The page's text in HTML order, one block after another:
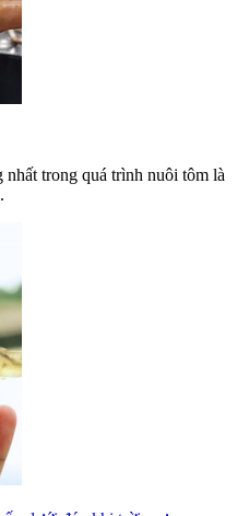
trong quá trình nuôi tôm là